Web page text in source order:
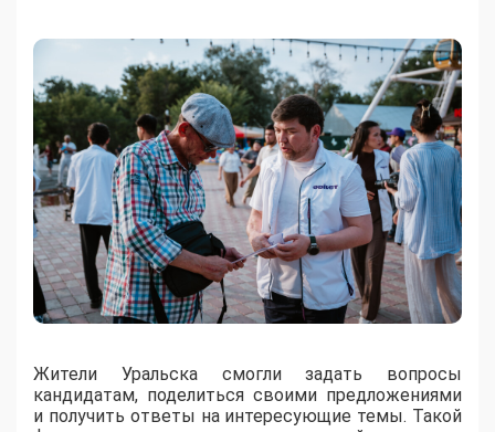
Жители Уральска смогли задать вопросы
кандидатам, поделиться своими предложениями
и получить ответы на интересующие темы. Такой